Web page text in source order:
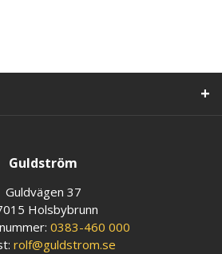
Guldström
Guldvägen 37
Holsbybrunn
0383-460 000
rolf@guldstrom.se